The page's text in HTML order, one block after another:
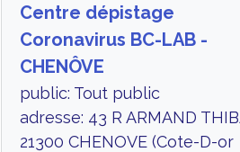
Centre dépistage
Coronavirus BC-LAB -
CHENÔVE
public: Tout public
adresse: 43 R ARMAND
21300 CHENOVE (Cote-D-or